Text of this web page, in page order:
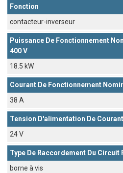
Fonction
contacteur-inverseur
Puissance De Fonctionnement
400 V
18.5 kW
Courant De Fonctionnement
38 A
Tension D'alimentation De
24 V
Type De Raccordement Du Circuit
borne à vis